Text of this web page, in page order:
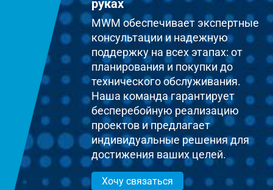
руках
MWM обеспечивает экспертные
консультации и надежную
поддержку на всех этапах: от
планирования и покупки до
технического обслуживания.
Наша команда гарантирует
бесперебойную реализацию
проектов и предлагает
индивидуальные решения для
достижения ваших целей.
Хочу связаться